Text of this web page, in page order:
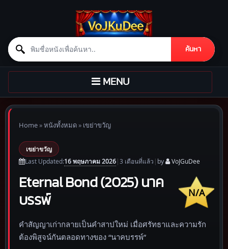
Search for:
ค้นหา
Skip to content
TOGGLE
NAVIGATION
MENU
Home»หนังทั้งหมด» เขย่าขวัญ
เขย่าขวัญ
Last Updated:16 พฤษภาคม 2026|3 เดือนที่แล้ว | by VoJGuDee
N/A
Eternal Bond (2025) นาค
บรรพ์
คำสัญญาเก่ากลายเป็นคำสาปใหม่ เมื่อศรัทธาและความรัก
ต้องพิสูจน์กันตลอดทางของ “นาคบรรพ์”